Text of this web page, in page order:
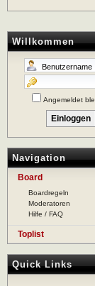
Willkommen
Angemeldet
Navigation
Board
Boardregeln
Moderatoren
Hilfe / FAQ
Toplist
Quick Links